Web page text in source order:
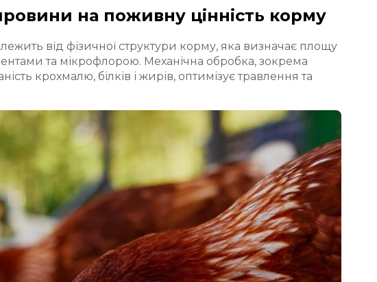
на поживну цінність корму
від фізичної структури корму, яка визначає площу
та мікрофлорою. Механічна обробка, зокрема
крохмалю, білків і жирів, оптимізує травлення та